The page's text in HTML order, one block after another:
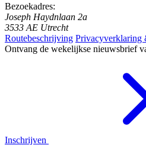
Bezoekadres:
Joseph Haydnlaan 2a
3533 AE Utrecht
Routebeschrijving Privacyverklaring
Ontvang de wekelijkse nieuwsbrief
Inschrijven